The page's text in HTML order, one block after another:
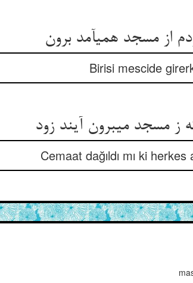
از مسجد همی‏آمد برون‏
Birisi mescide
مسجد می‏برون آیند زود
Cemaat dağıldı mı ki